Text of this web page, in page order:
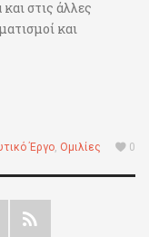
στις άλλες
και
Έργο, Ομιλίες 0